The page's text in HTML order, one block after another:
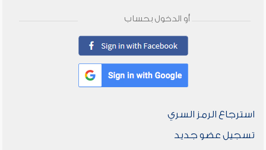
أو الدخول بحساب
استرجاع الرمز السري
تسجيل عضو جديد